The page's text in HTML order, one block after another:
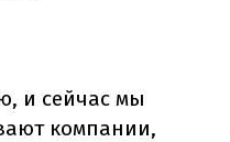
и сейчас мы
компании,